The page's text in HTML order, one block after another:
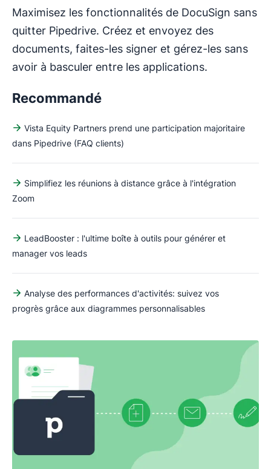
Maximisez les fonctionnalités de DocuSign sans
quitter Pipedrive. Créez et envoyez des
documents, faites-les signer et gérez-les sans
avoir à basculer entre les applications.
Recommandé
Vista Equity Partners prend une participation majoritaire
dans Pipedrive (FAQ clients)
Simplifiez les réunions à distance grâce à l'intégration
Zoom
LeadBooster : l'ultime boîte à outils pour générer et
manager vos leads
Analyse des performances d'activités: suivez vos
progrès grâce aux diagrammes personnalisables